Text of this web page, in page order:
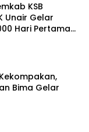
KSB
Unair Gelar
Hari Pertama
Bima Gelar